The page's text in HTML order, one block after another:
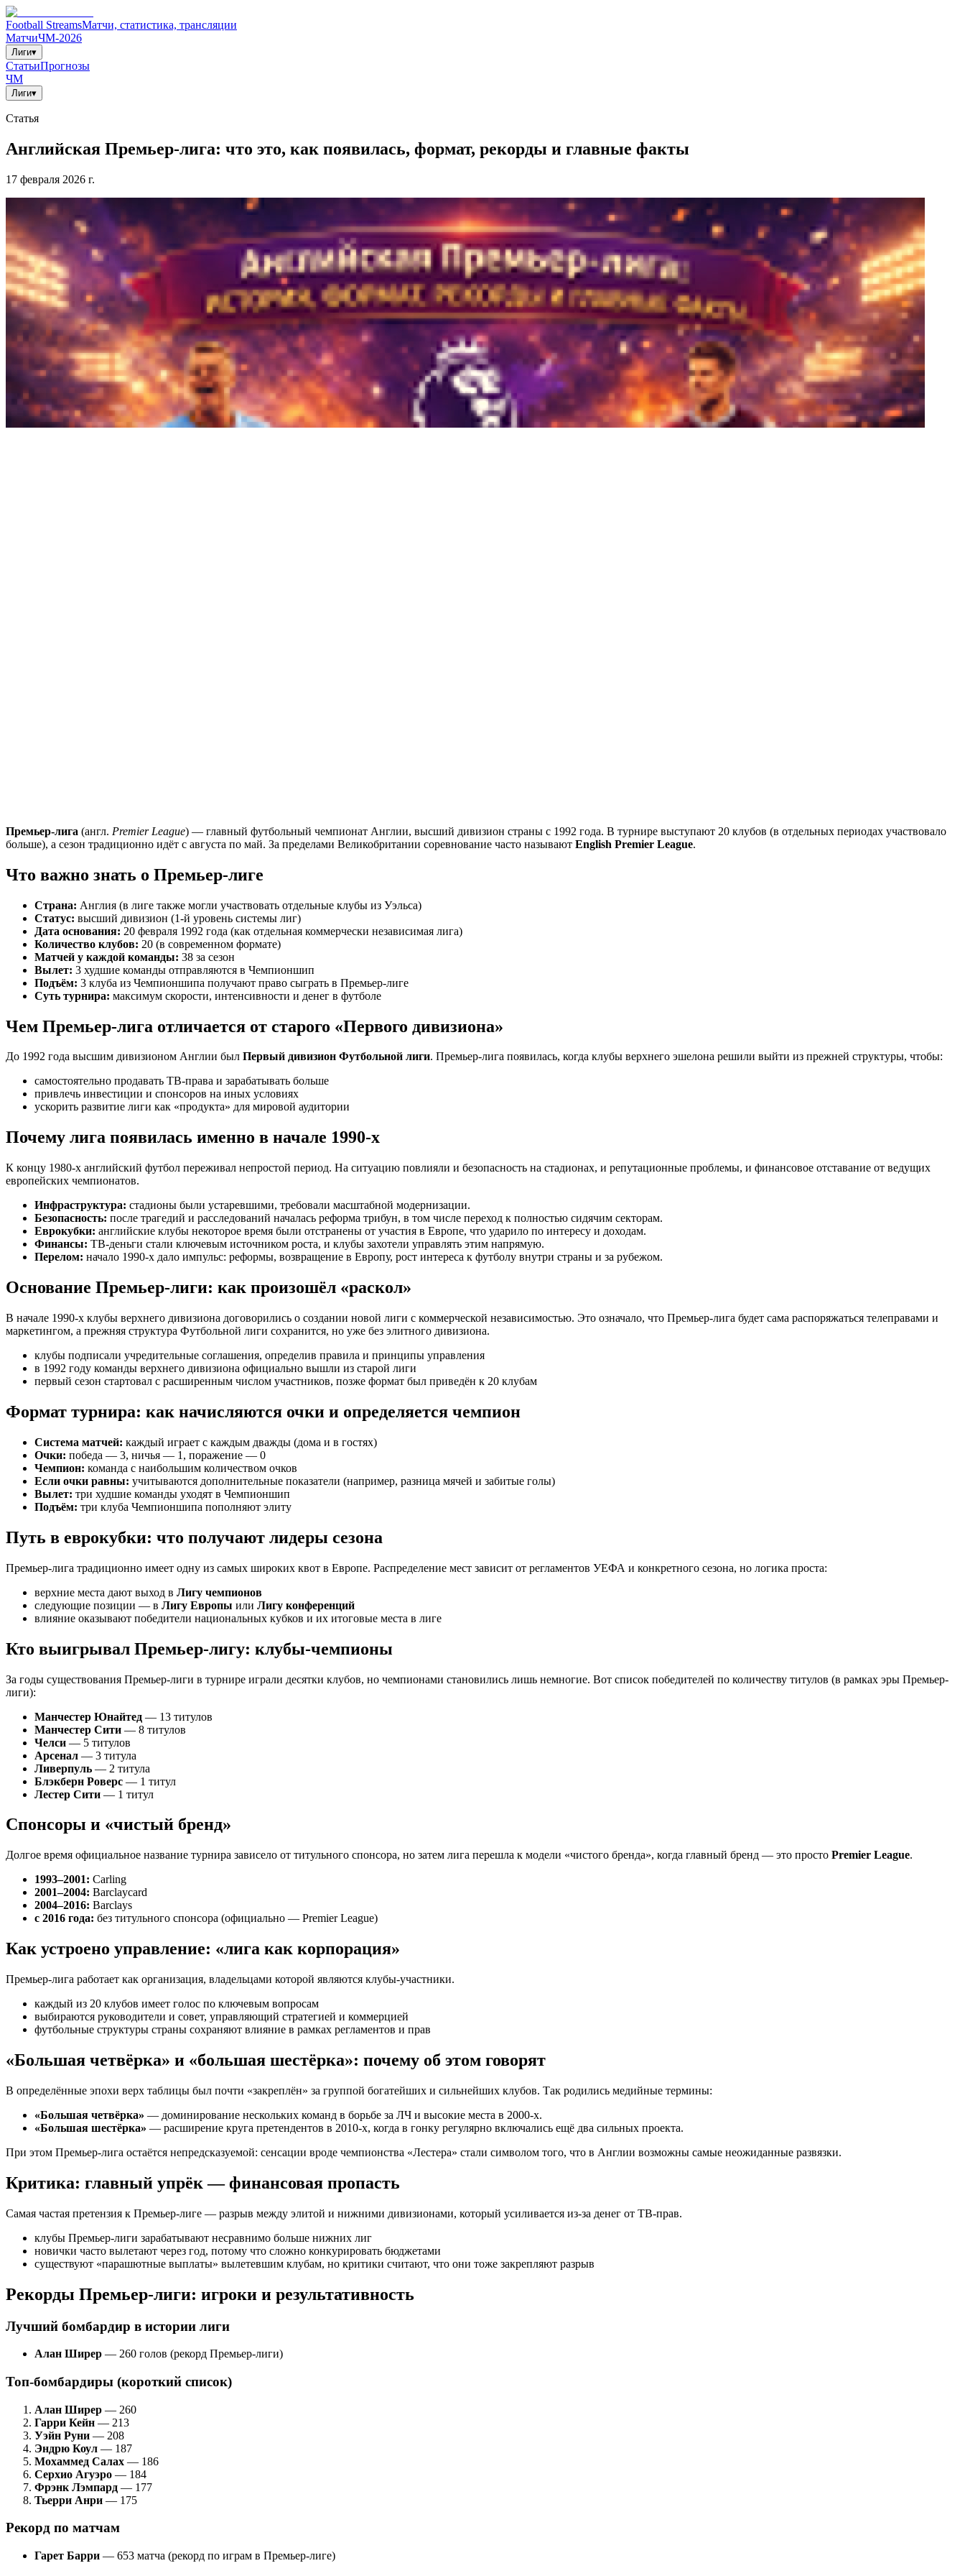
Football StreamsМатчи, статистика, трансляции
МатчиЧМ-2026
Лиги▾
СтатьиПрогнозы
ЧМ
Лиги▾
Статья
Английская Премьер-лига: что это, как появилась, формат, рекорды и главные факты
17 февраля 2026 г.
Премьер-лига (англ. Premier League) — главный футбольный чемпионат Англии, высший дивизион страны с 1992 года. В турнире выступают 20 клубов (в отдельных периодах участвовало
больше), а сезон традиционно идёт с августа по май. За пределами Великобритании соревнование часто называют English Premier League.
Что важно знать о Премьер-лиге
Страна: Англия (в лиге также могли участвовать отдельные клубы из Уэльса)
Статус: высший дивизион (1-й уровень системы лиг)
Дата основания: 20 февраля 1992 года (как отдельная коммерчески независимая лига)
Количество клубов: 20 (в современном формате)
Матчей у каждой команды: 38 за сезон
Вылет: 3 худшие команды отправляются в Чемпионшип
Подъём: 3 клуба из Чемпионшипа получают право сыграть в Премьер-лиге
Суть турнира: максимум скорости, интенсивности и денег в футболе
Чем Премьер-лига отличается от старого «Первого дивизиона»
До 1992 года высшим дивизионом Англии был Первый дивизион Футбольной лиги. Премьер-лига появилась, когда клубы верхнего эшелона решили выйти из прежней структуры, чтобы:
самостоятельно продавать ТВ-права и зарабатывать больше
привлечь инвестиции и спонсоров на иных условиях
ускорить развитие лиги как «продукта» для мировой аудитории
Почему лига появилась именно в начале 1990-х
К концу 1980-х английский футбол переживал непростой период. На ситуацию повлияли и безопасность на стадионах, и репутационные проблемы, и финансовое отставание от ведущих
европейских чемпионатов.
Инфраструктура: стадионы были устаревшими, требовали масштабной модернизации.
Безопасность: после трагедий и расследований началась реформа трибун, в том числе переход к полностью сидячим секторам.
Еврокубки: английские клубы некоторое время были отстранены от участия в Европе, что ударило по интересу и доходам.
Финансы: ТВ-деньги стали ключевым источником роста, и клубы захотели управлять этим напрямую.
Перелом: начало 1990-х дало импульс: реформы, возвращение в Европу, рост интереса к футболу внутри страны и за рубежом.
Основание Премьер-лиги: как произошёл «раскол»
В начале 1990-х клубы верхнего дивизиона договорились о создании новой лиги с коммерческой независимостью. Это означало, что Премьер-лига будет сама распоряжаться телеправами и
маркетингом, а прежняя структура Футбольной лиги сохранится, но уже без элитного дивизиона.
клубы подписали учредительные соглашения, определив правила и принципы управления
в 1992 году команды верхнего дивизиона официально вышли из старой лиги
первый сезон стартовал с расширенным числом участников, позже формат был приведён к 20 клубам
Формат турнира: как начисляются очки и определяется чемпион
Система матчей: каждый играет с каждым дважды (дома и в гостях)
Очки: победа — 3, ничья — 1, поражение — 0
Чемпион: команда с наибольшим количеством очков
Если очки равны: учитываются дополнительные показатели (например, разница мячей и забитые голы)
Вылет: три худшие команды уходят в Чемпионшип
Подъём: три клуба Чемпионшипа пополняют элиту
Путь в еврокубки: что получают лидеры сезона
Премьер-лига традиционно имеет одну из самых широких квот в Европе. Распределение мест зависит от регламентов УЕФА и конкретного сезона, но логика проста:
верхние места дают выход в Лигу чемпионов
следующие позиции — в Лигу Европы или Лигу конференций
влияние оказывают победители национальных кубков и их итоговые места в лиге
Кто выигрывал Премьер-лигу: клубы-чемпионы
За годы существования Премьер-лиги в турнире играли десятки клубов, но чемпионами становились лишь немногие. Вот список победителей по количеству титулов (в рамках эры Премьер-
лиги):
Манчестер Юнайтед — 13 титулов
Манчестер Сити — 8 титулов
Челси — 5 титулов
Арсенал — 3 титула
Ливерпуль — 2 титула
Блэкберн Роверс — 1 титул
Лестер Сити — 1 титул
Спонсоры и «чистый бренд»
Долгое время официальное название турнира зависело от титульного спонсора, но затем лига перешла к модели «чистого бренда», когда главный бренд — это просто Premier League.
1993–2001: Carling
2001–2004: Barclaycard
2004–2016: Barclays
с 2016 года: без титульного спонсора (официально — Premier League)
Как устроено управление: «лига как корпорация»
Премьер-лига работает как организация, владельцами которой являются клубы-участники.
каждый из 20 клубов имеет голос по ключевым вопросам
выбираются руководители и совет, управляющий стратегией и коммерцией
футбольные структуры страны сохраняют влияние в рамках регламентов и прав
«Большая четвёрка» и «большая шестёрка»: почему об этом говорят
В определённые эпохи верх таблицы был почти «закреплён» за группой богатейших и сильнейших клубов. Так родились медийные термины:
«Большая четвёрка» — доминирование нескольких команд в борьбе за ЛЧ и высокие места в 2000-х.
«Большая шестёрка» — расширение круга претендентов в 2010-х, когда в гонку регулярно включались ещё два сильных проекта.
При этом Премьер-лига остаётся непредсказуемой: сенсации вроде чемпионства «Лестера» стали символом того, что в Англии возможны самые неожиданные развязки.
Критика: главный упрёк — финансовая пропасть
Самая частая претензия к Премьер-лиге — разрыв между элитой и нижними дивизионами, который усиливается из-за денег от ТВ-прав.
клубы Премьер-лиги зарабатывают несравнимо больше нижних лиг
новички часто вылетают через год, потому что сложно конкурировать бюджетами
существуют «парашютные выплаты» вылетевшим клубам, но критики считают, что они тоже закрепляют разрыв
Рекорды Премьер-лиги: игроки и результативность
Лучший бомбардир в истории лиги
Алан Ширер — 260 голов (рекорд Премьер-лиги)
Топ-бомбардиры (короткий список)
Алан Ширер — 260
Гарри Кейн — 213
Уэйн Руни — 208
Эндрю Коул — 187
Мохаммед Салах — 186
Серхио Агуэро — 184
Фрэнк Лэмпард — 177
Тьерри Анри — 175
Рекорд по матчам
Гарет Барри — 653 матча (рекорд по играм в Премьер-лиге)